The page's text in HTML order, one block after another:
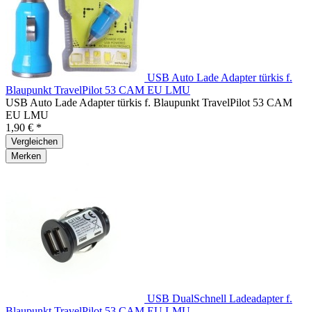
USB Auto Lade Adapter türkis f.
Blaupunkt TravelPilot 53 CAM EU LMU
USB Auto Lade Adapter türkis f. Blaupunkt TravelPilot 53 CAM
EU LMU
1,90 € *
Vergleichen
Merken
USB DualSchnell Ladeadapter f.